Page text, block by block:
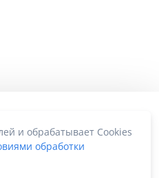
и обрабатывает Cookies
обработки